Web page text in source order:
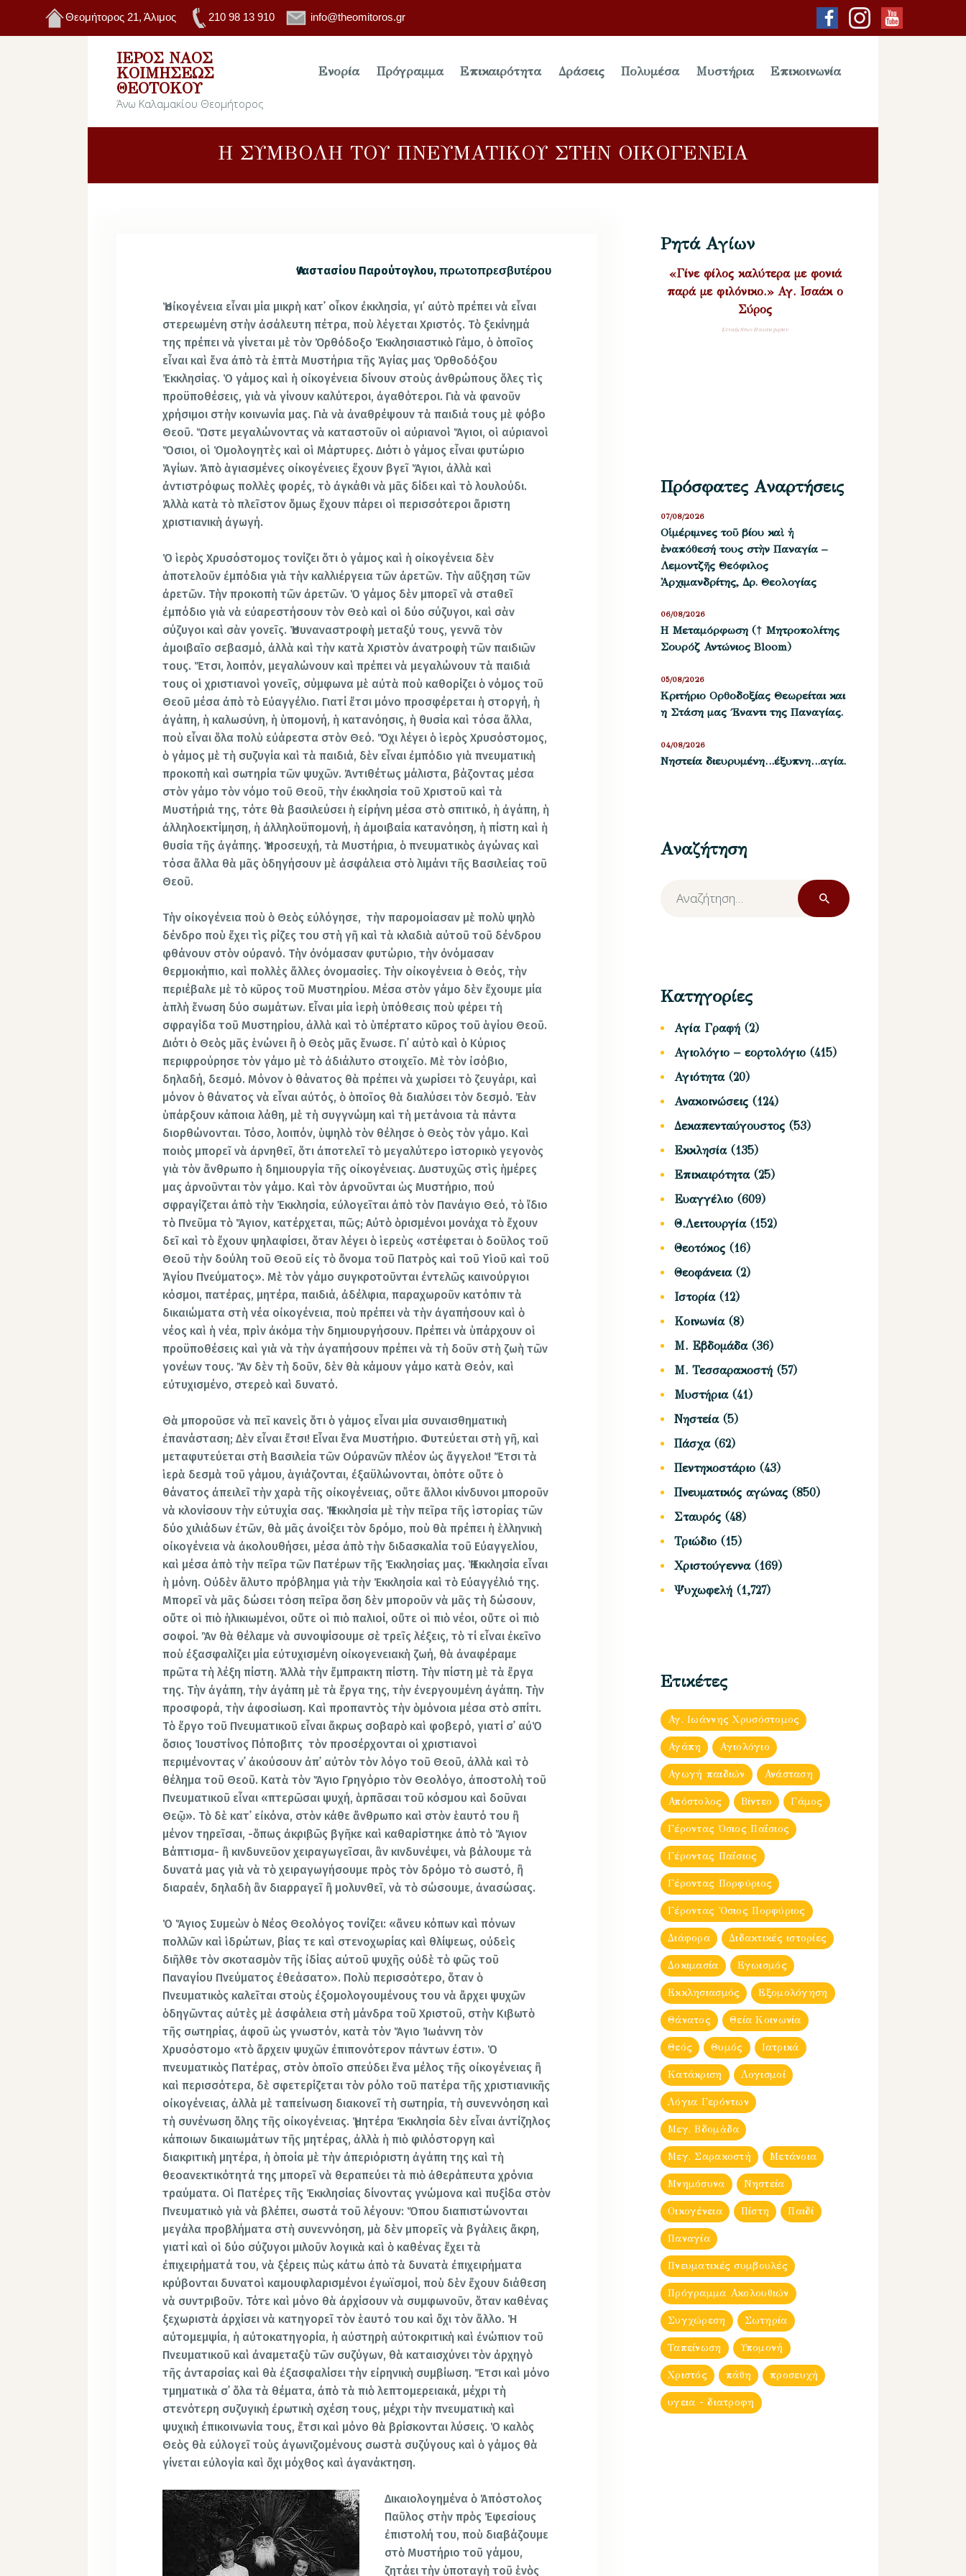
Θεομήτορος 21, Άλιμος 210 98 13 910 info@theomitoros.gr
ΙΕΡΌΣ ΝΑΌΣ
ΚΟΙΜΉΣΕΩΣ
ΘΕΟΤΌΚΟΥ
Άνω Καλαμακίου Θεομήτορος
Ενορία Πρόγραμμα Επικαιρότητα Δράσεις Πολυμέσα Μυστήρια Επικοινωνία
Η ΣΥΜΒΟΛΗ ΤΟΥ ΠΝΕΥΜΑΤΙΚΟΥ ΣΤΗΝ ΟΙΚΟΓΕΝΕΙΑ
Ἀναστασίου Παρούτογλου, πρωτοπρεσβυτέρου
Ἡ οἰκογένεια εἶναι μία μικρὴ κατ᾿ οἶκον ἐκκλησία, γι᾿ αὐτὸ πρέπει νὰ εἶναι
στερεωμένη στὴν ἀσάλευτη πέτρα, ποὺ λέγεται Χριστός. Τὸ ξεκίνημά
της πρέπει νὰ γίνεται μὲ τὸν Ὀρθόδοξο Ἐκκλησιαστικὸ Γάμο, ὁ ὁποῖος
εἶναι καὶ ἕνα ἀπὸ τὰ ἑπτὰ Μυστήρια τῆς Ἁγίας μας Ὀρθοδόξου
Ἐκκλησίας. Ὁ γάμος καὶ ἡ οἰκογένεια δίνουν στοὺς ἀνθρώπους ὅλες τὶς
προϋποθέσεις, γιὰ νὰ γίνουν καλύτεροι, ἀγαθότεροι. Γιὰ νὰ φανοῦν
χρήσιμοι στὴν κοινωνία μας. Γιὰ νὰ ἀναθρέψουν τὰ παιδιά τους μὲ φόβο
Θεοῦ. Ὥστε μεγαλώνοντας νὰ καταστοῦν οἱ αὐριανοὶ Ἅγιοι, οἱ αὐριανοὶ
Ὅσιοι, οἱ Ὁμολογητὲς καὶ οἱ Μάρτυρες. Διότι ὁ γάμος εἶναι φυτώριο
Ἁγίων. Ἀπὸ ἁγιασμένες οἰκογένειες ἔχουν βγεῖ Ἅγιοι, ἀλλὰ καὶ
ἀντιστρόφως πολλὲς φορές, τὸ ἀγκάθι νὰ μᾶς δίδει καὶ τὸ λουλούδι.
Ἀλλὰ κατὰ τὸ πλεῖστον ὅμως ἔχουν πάρει οἱ περισσότεροι ἄριστη
χριστιανικὴ ἀγωγή.
Ὁ ἱερὸς Χρυσόστομος τονίζει ὅτι ὁ γάμος καὶ ἡ οἰκογένεια δὲν
ἀποτελοῦν ἐμπόδια γιὰ τὴν καλλιέργεια τῶν ἀρετῶν. Τὴν αὔξηση τῶν
ἀρετῶν. Τὴν προκοπὴ τῶν ἀρετῶν. Ὁ γάμος δὲν μπορεῖ νὰ σταθεῖ
ἐμπόδιο γιὰ νὰ εὐαρεστήσουν τὸν Θεὸ καὶ οἱ δύο σύζυγοι, καὶ σὰν
σύζυγοι καὶ σὰν γονεῖς. Ἡ συναναστροφὴ μεταξύ τους, γεννᾶ τὸν
ἀμοιβαῖο σεβασμό, ἀλλὰ καὶ τὴν κατὰ Χριστὸν ἀνατροφὴ τῶν παιδιῶν
τους. Ἔτσι, λοιπόν, μεγαλώνουν καὶ πρέπει νὰ μεγαλώνουν τὰ παιδιά
τους οἱ χριστιανοὶ γονεῖς, σύμφωνα μὲ αὐτὰ ποὺ καθορίζει ὁ νόμος τοῦ
Θεοῦ μέσα ἀπὸ τὸ Εὐαγγέλιο. Γιατί ἔτσι μόνο προσφέρεται ἡ στοργή, ἡ
ἀγάπη, ἡ καλωσύνη, ἡ ὑπομονή, ἡ κατανόησις, ἡ θυσία καὶ τόσα ἄλλα,
ποὺ εἶναι ὅλα πολὺ εὐάρεστα στὸν Θεό. Ὄχι λέγει ὁ ἱερὸς Χρυσόστομος,
ὁ γάμος μὲ τὴ συζυγία καὶ τὰ παιδιά, δὲν εἶναι ἐμπόδιο γιὰ πνευματικὴ
προκοπὴ καὶ σωτηρία τῶν ψυχῶν. Ἀντιθέτως μάλιστα, βάζοντας μέσα
στὸν γάμο τὸν νόμο τοῦ Θεοῦ, τὴν ἐκκλησία τοῦ Χριστοῦ καὶ τὰ
Μυστήριά της, τότε θὰ βασιλεύσει ἡ εἰρήνη μέσα στὸ σπιτικό, ἡ ἀγάπη, ἡ
ἀλληλοεκτίμηση, ἡ ἀλληλοϋπομονή, ἡ ἀμοιβαία κατανόηση, ἡ πίστη καὶ ἡ
θυσία τῆς ἀγάπης. Ἡ προσευχή, τὰ Μυστήρια, ὁ πνευματικὸς ἀγώνας καὶ
τόσα ἄλλα θὰ μᾶς ὁδηγήσουν μὲ ἀσφάλεια στὸ λιμάνι τῆς Βασιλείας τοῦ
Θεοῦ.
Τὴν οἰκογένεια ποὺ ὁ Θεὸς εὐλόγησε, τὴν παρομοίασαν μὲ πολὺ ψηλὸ
δένδρο ποὺ ἔχει τὶς ρίζες του στὴ γῆ καὶ τὰ κλαδιὰ αὐτοῦ τοῦ δένδρου
φθάνουν στὸν οὐρανό. Τὴν ὀνόμασαν φυτώριο, τὴν ὀνόμασαν
θερμοκήπιο, καὶ πολλὲς ἄλλες ὀνομασίες. Τὴν οἰκογένεια ὁ Θεός, τὴν
περιέβαλε μὲ τὸ κῦρος τοῦ Μυστηρίου. Μέσα στὸν γάμο δὲν ἔχουμε μία
ἁπλὴ ἕνωση δύο σωμάτων. Εἶναι μία ἱερὴ ὑπόθεσις ποὺ φέρει τὴ
σφραγίδα τοῦ Μυστηρίου, ἀλλὰ καὶ τὸ ὑπέρτατο κῦρος τοῦ ἁγίου Θεοῦ.
Διότι ὁ Θεὸς μᾶς ἑνώνει ἢ ὁ Θεὸς μᾶς ἕνωσε. Γι᾿ αὐτὸ καὶ ὁ Κύριος
περιφρούρησε τὸν γάμο μὲ τὸ ἀδιάλυτο στοιχεῖο. Μὲ τὸν ἰσόβιο,
δηλαδή, δεσμό. Μόνον ὁ θάνατος θὰ πρέπει νὰ χωρίσει τὸ ζευγάρι, καὶ
μόνον ὁ θάνατος νὰ εἶναι αὐτός, ὁ ὁποῖος θὰ διαλύσει τὸν δεσμό. Ἐὰν
ὑπάρξουν κάποια λάθη, μὲ τὴ συγγνώμη καὶ τὴ μετάνοια τὰ πάντα
διορθώνονται. Τόσο, λοιπόν, ὑψηλὸ τὸν θέλησε ὁ Θεὸς τὸν γάμο. Καὶ
ποιὸς μπορεῖ νὰ ἀρνηθεῖ, ὅτι ἀποτελεῖ τὸ μεγαλύτερο ἱστορικὸ γεγονὸς
γιὰ τὸν ἄνθρωπο ἡ δημιουργία τῆς οἰκογένειας. Δυστυχῶς στὶς ἡμέρες
μας ἀρνοῦνται τὸν γάμο. Καὶ τὸν ἀρνοῦνται ὡς Μυστήριο, πού
σφραγίζεται ἀπὸ τὴν Ἐκκλησία, εὐλογεῖται ἀπὸ τὸν Πανάγιο Θεό, τὸ ἴδιο
τὸ Πνεῦμα τὸ Ἅγιον, κατέρχεται, πῶς; Αὐτὸ ὁρισμένοι μονάχα τὸ ἔχουν
δεῖ καὶ τὸ ἔχουν ψηλαφίσει, ὅταν λέγει ὁ ἱερεὺς «στέφεται ὁ δοῦλος τοῦ
Θεοῦ τὴν δούλη τοῦ Θεοῦ εἰς τὸ ὄνομα τοῦ Πατρὸς καὶ τοῦ Υἱοῦ καὶ τοῦ
Ἁγίου Πνεύματος». Μὲ τὸν γάμο συγκροτοῦνται ἐντελῶς καινούργιοι
κόσμοι, πατέρας, μητέρα, παιδιά, ἀδέλφια, παραχωροῦν κατόπιν τὰ
δικαιώματα στὴ νέα οἰκογένεια, ποὺ πρέπει νὰ τὴν ἀγαπήσουν καὶ ὁ
νέος καὶ ἡ νέα, πρὶν ἀκόμα τὴν δημιουργήσουν. Πρέπει νὰ ὑπάρχουν οἱ
προϋποθέσεις καὶ γιὰ νὰ τὴν ἀγαπήσουν πρέπει νὰ τὴ δοῦν στὴ ζωὴ τῶν
γονέων τους. Ἂν δὲν τὴ δοῦν, δὲν θὰ κάμουν γάμο κατὰ Θεόν, καὶ
εὐτυχισμένο, στερεὸ καὶ δυνατό.
Θὰ μποροῦσε νὰ πεῖ κανεὶς ὅτι ὁ γάμος εἶναι μία συναισθηματικὴ
ἐπανάσταση; Δὲν εἶναι ἔτσι! Εἶναι ἕνα Μυστήριο. Φυτεύεται στὴ γῆ, καὶ
μεταφυτεύεται στὴ Βασιλεία τῶν Οὐρανῶν πλέον ὡς ἄγγελοι! Ἔτσι τὰ
ἱερὰ δεσμὰ τοῦ γάμου, ἁγιάζονται, ἐξαϋλώνονται, ὁπότε οὔτε ὁ
θάνατος ἀπειλεῖ τὴν χαρὰ τῆς οἰκογένειας, οὔτε ἄλλοι κίνδυνοι μποροῦν
νὰ κλονίσουν τὴν εὐτυχία σας. Ἡ Ἐκκλησία μὲ τὴν πεῖρα τῆς ἱστορίας τῶν
δύο χιλιάδων ἐτῶν, θὰ μᾶς ἀνοίξει τὸν δρόμο, ποὺ θὰ πρέπει ἡ ἑλληνικὴ
οἰκογένεια νὰ ἀκολουθήσει, μέσα ἀπὸ τὴν διδασκαλία τοῦ Εὐαγγελίου,
καὶ μέσα ἀπὸ τὴν πεῖρα τῶν Πατέρων τῆς Ἐκκλησίας μας. Ἡ Ἐκκλησία εἶναι
ἡ μόνη. Οὐδὲν ἄλυτο πρόβλημα γιὰ τὴν Ἐκκλησία καὶ τὸ Εὐαγγέλιό της.
Μπορεῖ νὰ μᾶς δώσει τόση πεῖρα ὅση δὲν μποροῦν νὰ μᾶς τὴ δώσουν,
οὔτε οἱ πιὸ ἡλικιωμένοι, οὔτε οἱ πιὸ παλιοί, οὔτε οἱ πιὸ νέοι, οὔτε οἱ πιὸ
σοφοί. Ἂν θὰ θέλαμε νὰ συνοψίσουμε σὲ τρεῖς λέξεις, τὸ τί εἶναι ἐκεῖνο
ποὺ ἐξασφαλίζει μία εὐτυχισμένη οἰκογενειακὴ ζωή, θὰ ἀναφέραμε
πρῶτα τὴ λέξη πίστη. Ἀλλὰ τὴν ἔμπρακτη πίστη. Τὴν πίστη μὲ τὰ ἔργα
της. Τὴν ἀγάπη, τὴν ἀγάπη μὲ τὰ ἔργα της, τὴν ἐνεργουμένη ἀγάπη. Τὴν
προσφορά, τὴν ἀφοσίωση. Καὶ προπαντὸς τὴν ὁμόνοια μέσα στὸ σπίτι.
Τὸ ἔργο τοῦ Πνευματικοῦ εἶναι ἄκρως σοβαρὸ καὶ φοβερό, γιατί σ᾿ αὐὉ
ὅσιος Ἰουστίνος Πόποβιτς τὸν προσέρχονται οἱ χριστιανοὶ
περιμένοντας ν᾿ ἀκούσουν ἀπ᾿ αὐτὸν τὸν λόγο τοῦ Θεοῦ, ἀλλὰ καὶ τὸ
θέλημα τοῦ Θεοῦ. Κατὰ τὸν Ἅγιο Γρηγόριο τὸν Θεολόγο, ἀποστολὴ τοῦ
Πνευματικοῦ εἶναι «πτερῶσαι ψυχή, ἁρπᾶσαι τοῦ κόσμου καὶ δοῦναι
Θεῷ». Τὸ δὲ κατ᾿ εἰκόνα, στὸν κάθε ἄνθρωπο καὶ στὸν ἑαυτό του ἢ
μένον τηρεῖσαι, -ὅπως ἀκριβῶς βγῆκε καὶ καθαρίστηκε ἀπὸ τὸ Ἅγιον
Βάπτισμα- ἢ κινδυνεῦον χειραγωγεῖσαι, ἂν κινδυνέψει, νὰ βάλουμε τὰ
δυνατά μας γιὰ νὰ τὸ χειραγωγήσουμε πρὸς τὸν δρόμο τὸ σωστό, ἢ
διαραέν, δηλαδὴ ἂν διαρραγεῖ ἢ μολυνθεῖ, νὰ τὸ σώσουμε, ἀνασώσας.
Ὁ Ἅγιος Συμεὼν ὁ Νέος Θεολόγος τονίζει: «ἄνευ κόπων καὶ πόνων
πολλῶν καὶ ἱδρώτων, βίας τε καὶ στενοχωρίας καὶ θλίψεως, οὐδεὶς
διῆλθε τὸν σκοτασμὸν τῆς ἰδίας αὐτοῦ ψυχῆς οὐδὲ τὸ φῶς τοῦ
Παναγίου Πνεύματος ἐθεάσατο». Πολὺ περισσότερο, ὅταν ὁ
Πνευματικὸς καλεῖται στοὺς ἐξομολογουμένους του νὰ ἄρχει ψυχῶν
ὁδηγῶντας αὐτὲς μὲ ἀσφάλεια στὴ μάνδρα τοῦ Χριστοῦ, στὴν Κιβωτὸ
τῆς σωτηρίας, ἀφοῦ ὡς γνωστόν, κατὰ τὸν Ἅγιο Ἰωάννη τὸν
Χρυσόστομο «τὸ ἄρχειν ψυχῶν ἐπιπονότερον πάντων ἐστι». Ὁ
πνευματικὸς Πατέρας, στὸν ὁποῖο σπεύδει ἕνα μέλος τῆς οἰκογένειας ἢ
καὶ περισσότερα, δὲ σφετερίζεται τὸν ρόλο τοῦ πατέρα τῆς χριστιανικῆς
οἰκογένειας, ἀλλὰ μὲ ταπείνωση διακονεῖ τὴ σωτηρία, τὴ συνεννόηση καὶ
τὴ συνένωση ὅλης τῆς οἰκογένειας. Ἡ μητέρα Ἐκκλησία δὲν εἶναι ἀντίζηλος
κάποιων δικαιωμάτων τῆς μητέρας, ἀλλὰ ἡ πιὸ φιλόστοργη καὶ
διακριτικὴ μητέρα, ἡ ὁποία μὲ τὴν ἀπεριόριστη ἀγάπη της καὶ τὴ
θεοανεκτικότητά της μπορεῖ νὰ θεραπεύει τὰ πιὸ ἀθεράπευτα χρόνια
τραύματα. Οἱ Πατέρες τῆς Ἐκκλησίας δίνοντας γνώμονα καὶ πυξίδα στὸν
Πνευματικὸ γιὰ νὰ βλέπει, σωστά τοῦ λέγουν: Ὅπου διαπιστώνονται
μεγάλα προβλήματα στὴ συνεννόηση, μὰ δὲν μπορεῖς νὰ βγάλεις ἄκρη,
γιατί καὶ οἱ δύο σύζυγοι μιλοῦν λογικὰ καὶ ὁ καθένας ἔχει τὰ
ἐπιχειρήματά του, νὰ ξέρεις πὼς κάτω ἀπὸ τὰ δυνατὰ ἐπιχειρήματα
κρύβονται δυνατοὶ καμουφλαρισμένοι ἐγωϊσμοί, ποὺ δὲν ἔχουν διάθεση
νὰ συντριβοῦν. Τότε καὶ μόνο θὰ ἀρχίσουν νὰ συμφωνοῦν, ὅταν καθένας
ξεχωριστὰ ἀρχίσει νὰ κατηγορεῖ τὸν ἑαυτό του καὶ ὄχι τὸν ἄλλο. Ἡ
αὐτομεμψία, ἡ αὐτοκατηγορία, ἡ αὐστηρὴ αὐτοκριτικὴ καὶ ἐνώπιον τοῦ
Πνευματικοῦ καὶ ἀναμεταξὺ τῶν συζύγων, θὰ καταισχύνει τὸν ἀρχηγὸ
τῆς ἀνταρσίας καὶ θὰ ἐξασφαλίσει τὴν εἰρηνικὴ συμβίωση. Ἔτσι καὶ μόνο
τμηματικὰ σ᾿ ὅλα τὰ θέματα, ἀπὸ τὰ πιὸ λεπτομερειακά, μέχρι τὴ
στενότερη συζυγικὴ ἐρωτικὴ σχέση τους, μέχρι τὴν πνευματικὴ καὶ
ψυχικὴ ἐπικοινωνία τους, ἔτσι καὶ μόνο θὰ βρίσκονται λύσεις. Ὁ καλὸς
Θεὸς θὰ εὐλογεῖ τοὺς ἀγωνιζομένους σωστὰ συζύγους καὶ ὁ γάμος θὰ
γίνεται εὐλογία καὶ ὄχι μόχθος καὶ ἀγανάκτηση.
Δικαιολογημένα ὁ Ἀπόστολος
Παῦλος στὴν πρὸς Ἐφεσίους
ἐπιστολή του, ποὺ διαβάζουμε
στὸ Μυστήριο τοῦ γάμου,
ζητάει τὴν ὑποταγὴ τοῦ ἑνὸς
Ρητά Αγίων
«Γίνε φίλος καλύτερα με φονιά
παρά με φιλόνικο.» Αγ. Ισαάκ ο
Σύρος
Σύναξη Νέων Παλαιοχωρίου
Πρόσφατες Αναρτήσεις
Οἱ μέριμνες τοῦ βίου καὶ ἡ
ἐναπόθεσή τους στὴν Παναγία –
Λεμοντζῆς Θεόφιλος
Ἀρχιμανδρίτης, Δρ. Θεολογίας
07/08/2026
Η Μεταμόρφωση († Μητροπολίτης
Σουρόζ Αντώνιος Bloom)
06/08/2026
Kριτήριο Oρθοδοξίας Θεωρείται και
η Στάση μας ΄Εναντι της Παναγίας.
05/08/2026
Νηστεία διευρυμένη…έξυπνη…αγία.
04/08/2026
Αναζήτηση
Αναζήτηση
για:
Κατηγορίες
Αγία Γραφή (2)
Αγιολόγιο – εορτολόγιο (415)
Αγιότητα(20)
Ανακοινώσεις (124)
Δεκαπενταύγουστος (53)
Εκκλησία(135)
Επικαιρότητα(25)
Ευαγγέλιο (609)
Θ.Λειτουργία(152)
Θεοτόκος (16)
Θεοφάνεια(2)
Ιστορία(12)
Κοινωνία(8)
Μ. Εβδομάδα(36)
Μ. Τεσσαρακοστή (57)
Μυστήρια(41)
Νηστεία(5)
Πάσχα(62)
Πεντηκοστάριο (43)
Πνευματικός αγώνας (850)
Σταυρός (48)
Τριώδιο (15)
Χριστούγεννα(169)
Ψυχωφελή (1,727)
Ετικέτες
Αγ. Ιωάννης Χρυσόστομος
Αγάπη Αγιολόγιο
Αγωγή παιδιών Ανάσταση
Απόστολος Βίντεο Γάμος
Γέροντας Όσιος Παΐσιος
Γέροντας Παΐσιος
Γέροντας Πορφύριος
Γέροντας Ὀσιος Πορφύριος
Διάφορα Διδακτικές ιστορίες
Δοκιμασία Εγωισμός
Εκκλησιασμός Εξομολόγηση
Θάνατος Θεία Κοινωνία
Θεός Θυμός Ιατρικά
Κατάκριση Λογισμοί
Λόγια Γερόντων
Μεγ. Βδομἀδα
Μεγ. Σαρακοστή Μετάνοια
Μνημόσυνα Νηστεία
Οικογένεια Πίστη Παιδί
Παναγία
Πνευματικές συμβουλές
Πρόγραμμα Ακολουθιών
Συγχώρεση Σωτηρία
Ταπείνωση Υπομονή
Χριστός πάθη προσευχή
υγεια - διατροφη